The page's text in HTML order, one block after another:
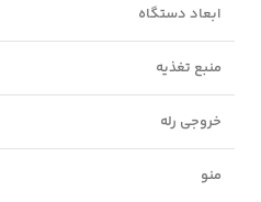
ابعاد دستگاه
منبع تغذیه
خروجی رله
منو